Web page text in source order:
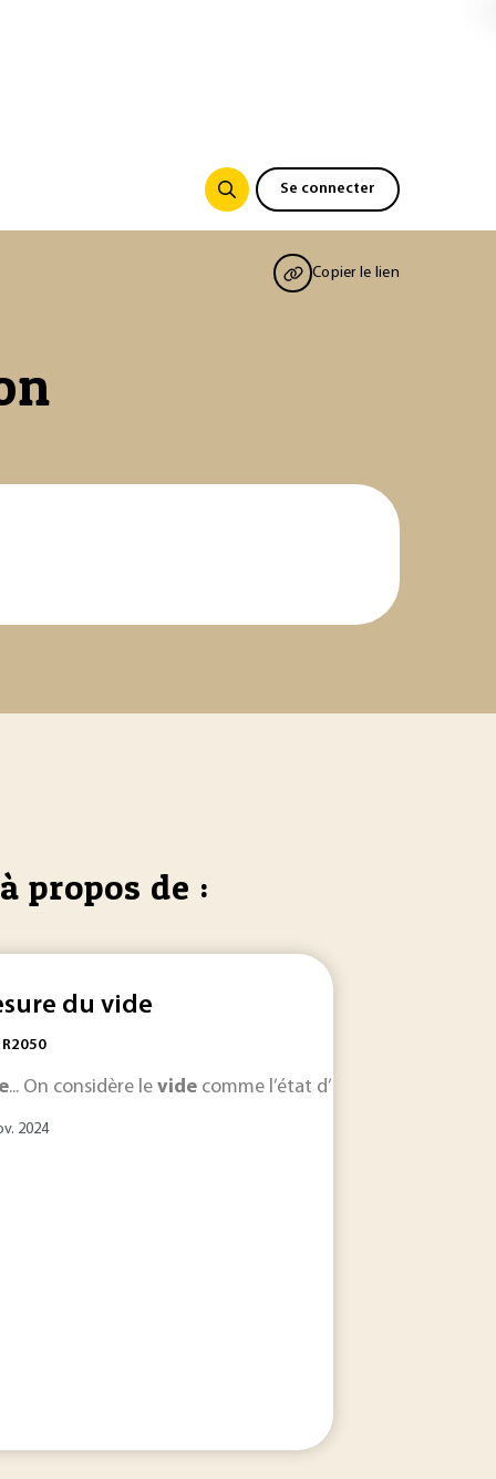
Se connecter
Copier le lien
propos de :
... moléculaire . Videpoussé est le terme normalisé pour
−5 à 10 −8 Pa ; levideextrême de 10 −8... Les
du vide
R2050
... On considère le vide comme l’état d’un gaz
2024